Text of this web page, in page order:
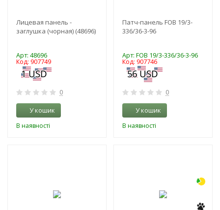
Лицевая панель -
заглушка (чорная) (48696)
Арт: 48696
Код: 907749
0
У кошик
В наявності
Патч-панель FOB 19/3-
336/36-3-96
Арт: FOB 19/3-336/36-3-96
Код: 907746
0
У кошик
В наявності